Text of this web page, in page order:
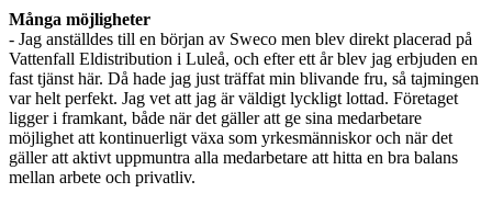
Många möjligheter
- Jag anställdes till en början av Sweco men blev direkt placerad på
Vattenfall Eldistribution i Luleå, och efter ett år blev jag erbjuden en
fast tjänst här. Då hade jag just träffat min blivande fru, så tajmingen
var helt perfekt. Jag vet att jag är väldigt lyckligt lottad. Företaget
ligger i framkant, både när det gäller att ge sina medarbetare
möjlighet att kontinuerligt växa som yrkesmänniskor och när det
gäller att aktivt uppmuntra alla medarbetare att hitta en bra balans
mellan arbete och privatliv.